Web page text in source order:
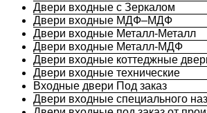
Двери входные с Зеркалом
Двери входные МДФ–МДФ
Двери входные Металл-Металл
Двери входные Металл-МДФ
Двери входные коттеджные
Двери входные технические
Входные двери Под заказ
Двери входные специального